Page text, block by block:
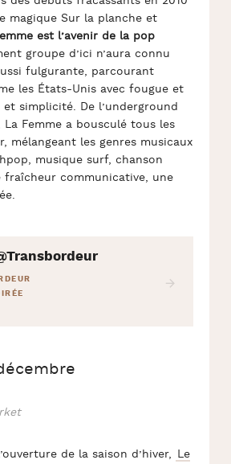
magique Sur la planche et
est l’avenir de la pop
groupe d’ici n’aura connu
fulgurante, parcourant
les États-Unis avec fougue et
et simplicité. De l’underground
Femme a bousculé tous les
mélangeant les genres musicaux
musique surf, chanson
fraîcheur communicative, une
de la saison d’hiver, Le